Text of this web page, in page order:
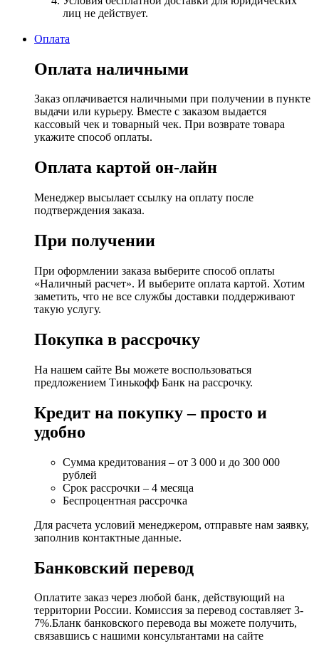
лиц не действует.
Оплата
Оплата наличными
Заказ оплачивается наличными при получении в пункте
выдачи или курьеру. Вместе с заказом выдается
кассовый чек и товарный чек. При возврате товара
укажите способ оплаты.
Оплата картой он-лайн
Менеджер высылает ссылку на оплату после
подтверждения заказа.
При получении
При оформлении заказа выберите способ оплаты
«Наличный расчет». И выберите оплата картой. Хотим
заметить, что не все службы доставки поддерживают
такую услугу.
Покупка в рассрочку
На нашем сайте Вы можете воспользоваться
предложением Тинькофф Банк на рассрочку.
Кредит на покупку – просто и
удобно
Сумма кредитования – от 3 000 и до 300 000
рублей
Срок рассрочки – 4 месяца
Беспроцентная рассрочка
Для расчета условий менеджером, отправьте нам заявку,
заполнив контактные данные.
Банковский перевод
Оплатите заказ через любой банк, действующий на
территории России. Комиссия за перевод составляет 3-
7%.Бланк банковского перевода вы можете получить,
связавшись с нашими консультантами на сайте